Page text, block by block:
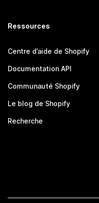
Ressources
Centre d’aide de Shopify
Documentation API
Communauté Shopify
Le blog de Shopify
Recherche